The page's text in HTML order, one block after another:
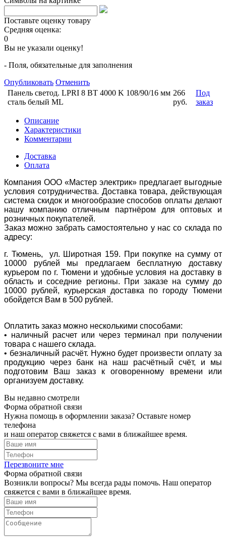
Поставьте оценку товару
Средняя оценка:
0
Вы не указали оценку!
- Поля, обязательные для заполнения
Опубликовать Отменить
Панель светод. LPRI 8 ВТ 4000 K 108/90/16 мм
сталь белый ML
266
руб.
Под
заказ
Описание
Характеристики
Комментарии
Доставка
Оплата
Компания ООО «Мастер электрик» предлагает выгодные
условия сотрудничества. Доставка товара, действующая
система скидок и многообразие способов оплаты делают
нашу компанию отличным партнёром для оптовых и
розничных покупателей.
Заказ можно забрать самостоятельно у нас со склада по
адресу:
г. Тюмень, ул. Широтная 159. При покупке на сумму от
10000 рублей мы предлагаем бесплатную доставку
курьером по г. Тюмени и удобные условия на доставку в
область и соседние регионы. При заказе на сумму до
10000 рублей, курьерская доставка по городу Тюмени
обойдется Вам в 500 рублей.
Оплатить заказ можно несколькими способами:
• наличный расчет или через терминал при получении
товара с нашего склада.
• безналичный расчёт. Нужно будет произвести оплату за
продукцию через банк на наш расчётный счёт, и мы
подготовим Ваш заказ к оговоренному времени или
организуем доставку.
Вы недавно смотрели
Форма обратной связи
Нужна помощь в оформлении заказа? Оставьте номер
телефона
и наш оператор свяжется с вами в ближайшее время.
Перезвоните мне
Форма обратной связи
Возникли вопросы? Мы всегда рады помочь. Наш оператор
свяжется с вами в ближайшее время.